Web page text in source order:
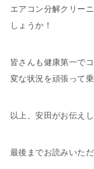
エアコン分解クリー
しょうか！
皆さんも健康第一で
変な状況を頑張って
以上、安田がお伝えし
最後までお読みいた